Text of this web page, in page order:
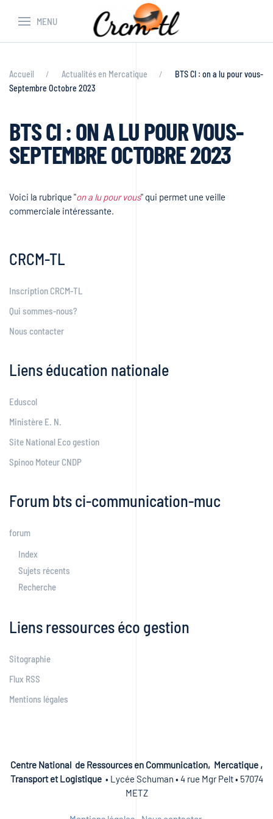
MENU
Accueil Actualités en Mercatique
BTS CI : on a lu pour vous-
Septembre Octobre 2023
BTS CI : ON A LU POUR VOUS-
SEPTEMBRE OCTOBRE 2023
Voici la rubrique "on a lu pour vous" qui permet une veille
commerciale intéressante.
CRCM-TL
Inscription CRCM-TL
Qui sommes-nous?
Nous contacter
Liens éducation nationale
Eduscol
Ministère E. N.
Site National Eco gestion
Spinoo Moteur CNDP
Forum bts ci-communication-muc
forum
Index
Sujets récents
Recherche
Liens ressources éco gestion
Sitographie
Flux RSS
Mentions légales
Centre National de Ressources en Communication, Mercatique ,
Transport et Logistique • Lycée Schuman • 4 rue Mgr Pelt • 57074
METZ